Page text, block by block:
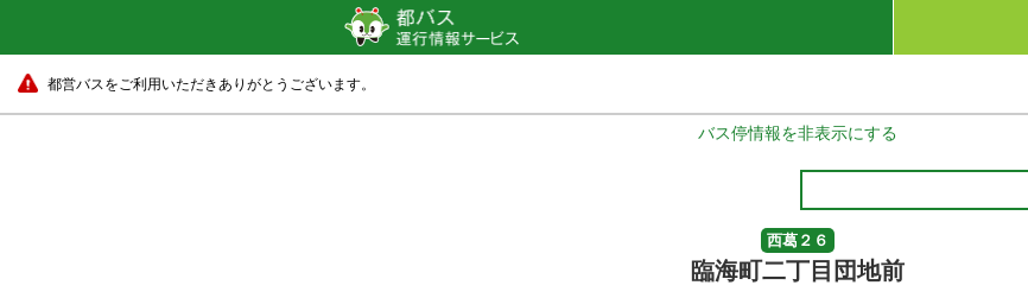
都営バスをご利用いただきありがとうございます。
バス停情報を非表示にする
西葛２６
臨海町二丁目団地前